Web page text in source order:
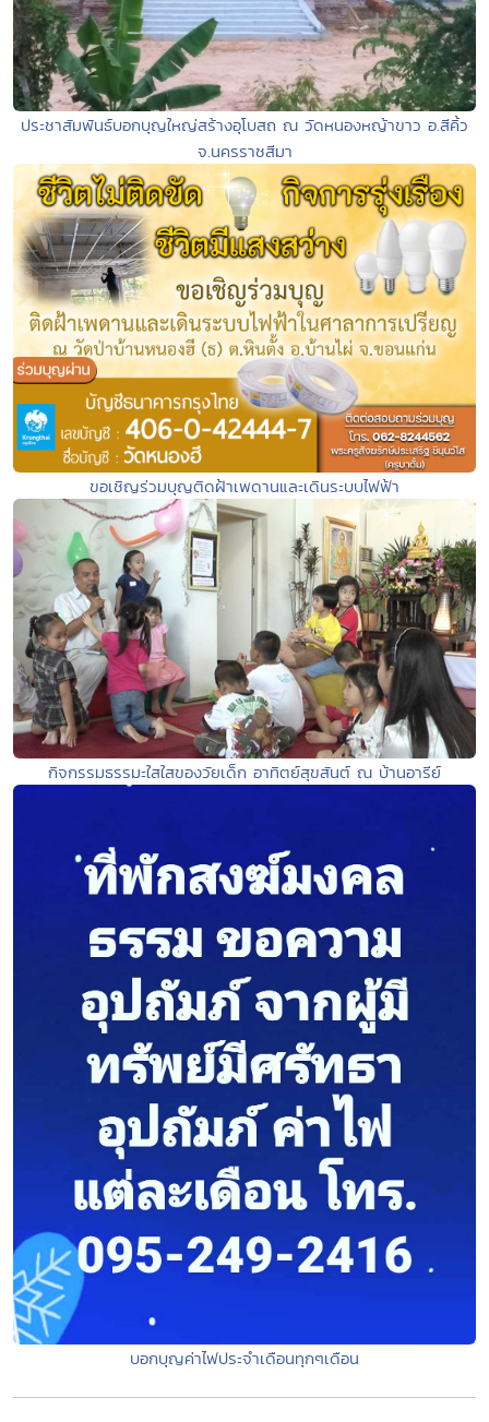
ประชาสัมพันธ์บอกบุญใหญ่สร้างอุโบสถ ณ วัดหนองหญ้าขาว อ.สีคิ้ว
จ.นครราชสีมา
ขอเชิญร่วมบุญติดฝ้าเพดานและเดินระบบไฟฟ้า
กิจกรรมธรรมะใสใสของวัยเด็ก อาทิตย์สุขสันต์ ณ บ้านอารีย์
บอกบุญค่าไฟประจำเดือนทุกๆเดือน